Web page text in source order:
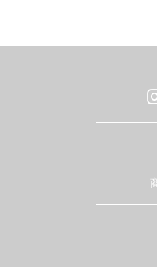
cohan
DEAN &
Fatima